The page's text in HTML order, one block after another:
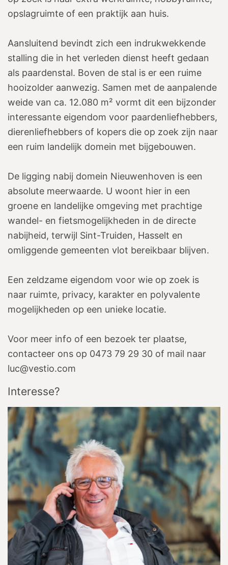
opslagruimte of een praktijk aan huis.
Aansluitend bevindt zich een indrukwekkende
stalling die in het verleden dienst heeft gedaan
als paardenstal. Boven de stal is er een ruime
hooizolder aanwezig. Samen met de aanpalende
weide van ca. 12.080 m² vormt dit een bijzonder
interessante eigendom voor paardenliefhebbers,
dierenliefhebbers of kopers die op zoek zijn naar
een ruim landelijk domein met bijgebouwen.
De ligging nabij domein Nieuwenhoven is een
absolute meerwaarde. U woont hier in een
groene en landelijke omgeving met prachtige
wandel- en fietsmogelijkheden in de directe
nabijheid, terwijl Sint-Truiden, Hasselt en
omliggende gemeenten vlot bereikbaar blijven.
Een zeldzame eigendom voor wie op zoek is
naar ruimte, privacy, karakter en polyvalente
mogelijkheden op een unieke locatie.
Voor meer info of een bezoek ter plaatse,
contacteer ons op 0473 79 29 30 of mail naar
luc@vestio.com
Interesse?